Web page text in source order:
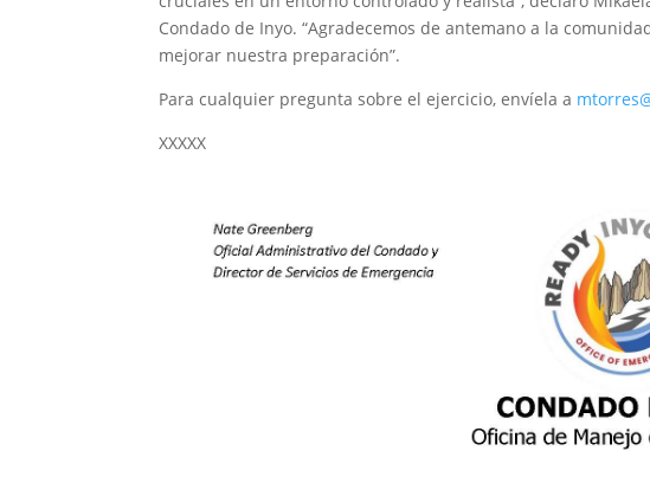
Condado de Inyo. “Agradecemos de antemano a la
mejorar nuestra preparación”.
Para cualquier pregunta sobre el ejercicio, envíela a
XXXXX